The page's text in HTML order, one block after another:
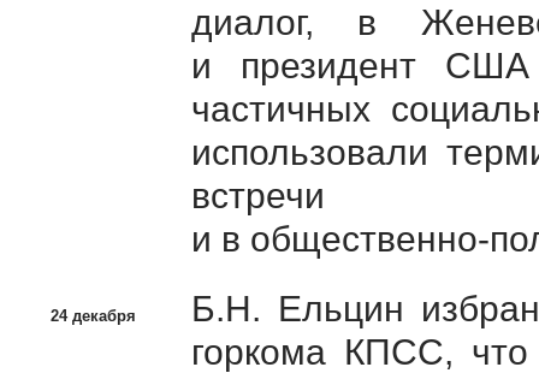
диалог, в
и президент США
частичных
использовали
встречи
и в общественно-
24 декабря Б.Н. Ельцин
горкома КПСС,